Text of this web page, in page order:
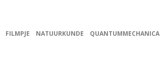
FILMPJE NATUURKUNDE QUANTUMMECHANICA